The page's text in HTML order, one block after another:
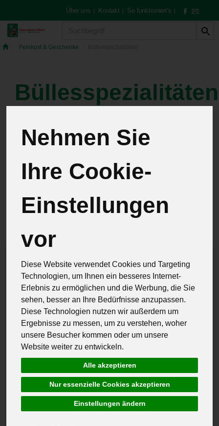
Nehmen Sie
Ihre Cookie-
Einstellungen
vor
Diese Website verwendet Cookies und Targeting
Technologien, um Ihnen ein besseres Internet-
Erlebnis zu ermöglichen und die Werbung, die Sie
sehen, besser an Ihre Bedürfnisse anzupassen.
Diese Technologien nutzen wir außerdem um
Ergebnisse zu messen, um zu verstehen, woher
unsere Besucher kommen oder um unsere
Website weiter zu entwickeln.
Alle akzeptieren
Nur essenzielle Cookies akzeptieren
Einstellungen ändern
Über uns | Kontakt | So funktioniert's |
Feinkost & Geschenke
Büllesspezialitäten
Hersteller Allergene